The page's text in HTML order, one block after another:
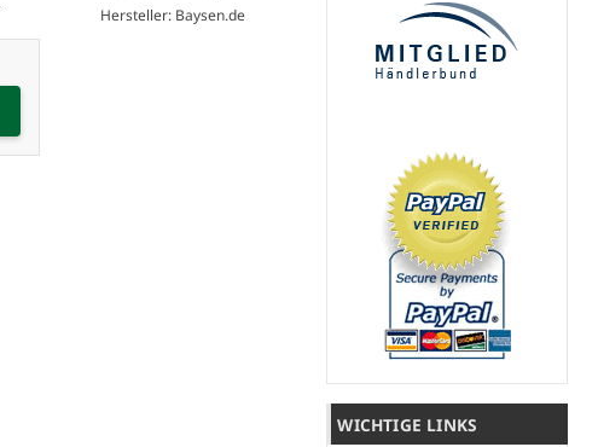
Hersteller: Baysen.de
WICHTIGE LINKS